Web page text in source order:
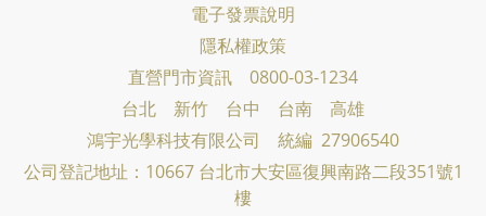
電子發票說明
隱私權政策
直營門市資訊 0800-03-1234
台北 新竹 台中 台南 高雄
鴻宇光學科技有限公司 統編 27906540
公司登記地址：10667 台北市大安區復興南路二段351號1
樓